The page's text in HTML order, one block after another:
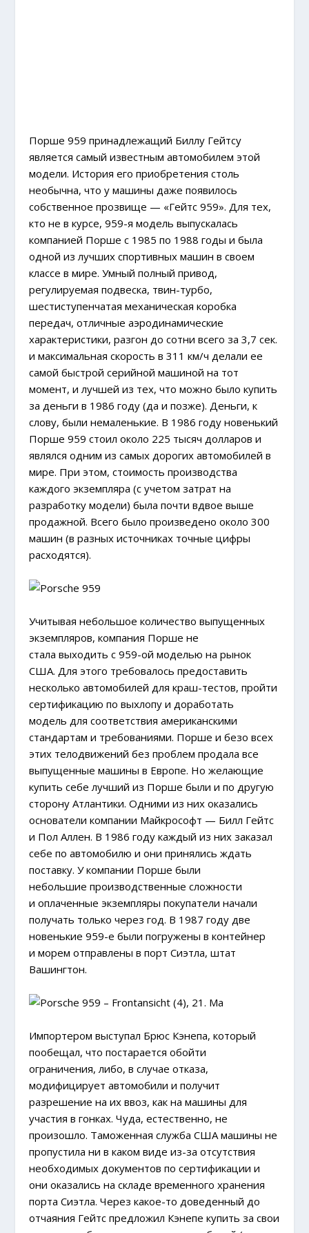
Порше 959 принадлежащий Биллу Гейтсу
является самый известным автомобилем этой
модели. История его приобретения столь
необычна, что у машины даже появилось
собственное прозвище — «Гейтс 959». Для тех,
кто не в курсе, 959-я модель выпускалась
компанией Порше с 1985 по 1988 годы и была
одной из лучших спортивных машин в своем
классе в мире. Умный полный привод,
регулируемая подвеска, твин-турбо,
шестиступенчатая механическая коробка
передач, отличные аэродинамические
характеристики, разгон до сотни всего за 3,7 сек.
и максимальная скорость в 311 км/ч делали ее
самой быстрой серийной машиной на тот
момент, и лучшей из тех, что можно было купить
за деньги в 1986 году (да и позже). Деньги, к
слову, были немаленькие. В 1986 году новенький
Порше 959 стоил около 225 тысяч долларов и
являлся одним из самых дорогих автомобилей в
мире. При этом, стоимость производства
каждого экземпляра (с учетом затрат на
разработку модели) была почти вдвое выше
продажной. Всего было произведено около 300
машин (в разных источниках точные цифры
расходятся).
Учитывая небольшое количество выпущенных
экземпляров, компания Порше не
стала выходить с 959-ой моделью на рынок
США. Для этого требовалось предоставить
несколько автомобилей для краш-тестов, пройти
сертификацию по выхлопу и доработать
модель для соответствия американскими
стандартам и требованиями. Порше и безо всех
этих телодвижений без проблем продала все
выпущенные машины в Европе. Но желающие
купить себе лучший из Порше были и по другую
сторону Атлантики. Одними из них оказались
основатели компании Майкрософт — Билл Гейтс
и Пол Аллен. В 1986 году каждый из них заказал
себе по автомобилю и они принялись ждать
поставку. У компании Порше были
небольшие производственные сложности
и оплаченные экземпляры покупатели начали
получать только через год. В 1987 году две
новенькие 959-е были погружены в контейнер
и морем отправлены в порт Сиэтла, штат
Вашингтон.
Импортером выступал Брюс Кэнепа, который
пообещал, что постарается обойти
ограничения, либо, в случае отказа,
модифицирует автомобили и получит
разрешение на их ввоз, как на машины для
участия в гонках. Чуда, естественно, не
произошло. Таможенная служба США машины не
пропустила ни в каком виде из-за отсутствия
необходимых документов по сертификации и
они оказались на складе временного хранения
порта Сиэтла. Через какое-то доведенный до
отчаяния Гейтс предложил Кэнепе купить за свои